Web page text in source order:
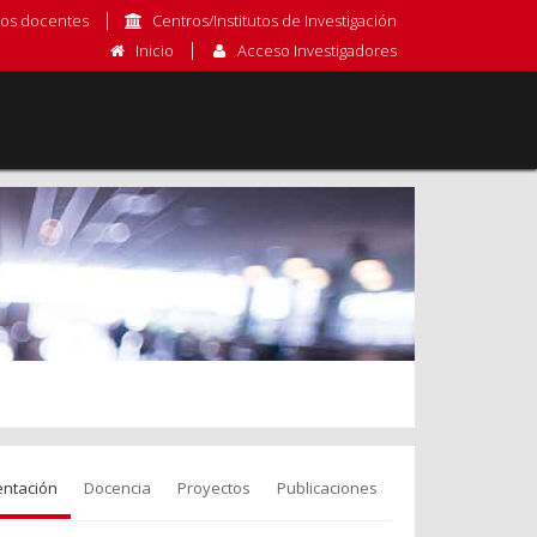
docentes
Centros/Institutos de Investigación
Inicio
Acceso Investigadores
Docencia Proyectos Publicaciones